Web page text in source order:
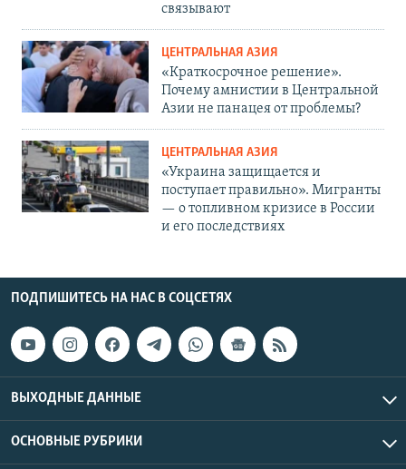
связывают
ЦЕНТРАЛЬНАЯ АЗИЯ
«Краткосрочное решение».
Почему амнистии в Центральной
Азии не панацея от проблемы?
ЦЕНТРАЛЬНАЯ АЗИЯ
«Украина защищается и
поступает правильно». Мигранты
— о топливном кризисе в России
и его последствиях
ПОДПИШИТЕСЬ НА НАС В СОЦСЕТЯХ
ВЫХОДНЫЕ ДАННЫЕ
ОСНОВНЫЕ РУБРИКИ